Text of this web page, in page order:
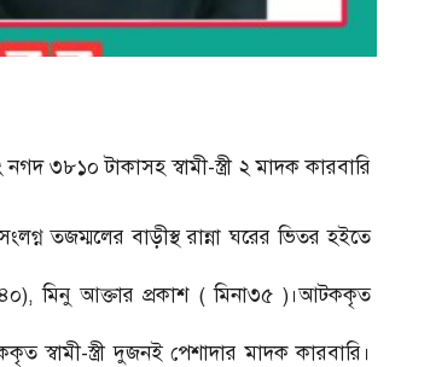
৩৮১০ টাকাসহ স্বামী-স্ত্রী ২ মাদক কারবারি
তজম্মলের বাড়ীস্থ রান্না ঘরের ভিতর হইতে
মিনু আক্তার প্রকাশ ( মিনা৩৫ )।আটককৃত
স্বামী-স্ত্রী দুজনই পেশাদার মাদক কারবারি।